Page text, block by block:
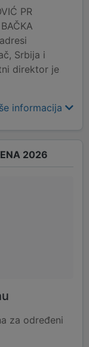
PR
Srbija i
direktor je
informacija
2026
za određeni